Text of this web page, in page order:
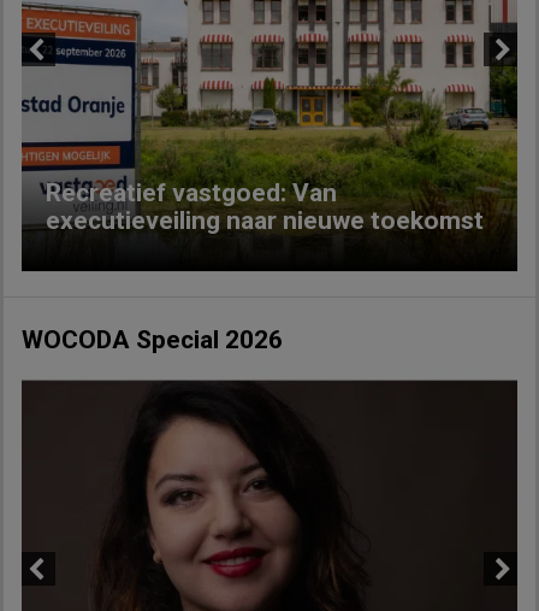
Recreatief vastgoed: Van
executieveiling naar nieuwe toekomst
Next
WOCODA Special 2026